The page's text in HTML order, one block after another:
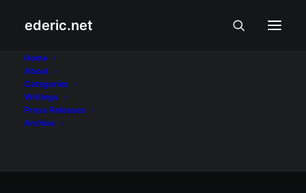
ederic.net
Home
About
Categories
Writings
Press Releases
Archive